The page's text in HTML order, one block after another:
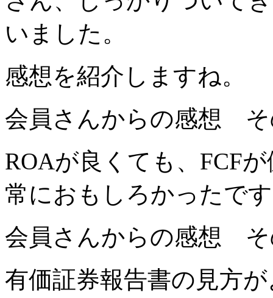
いました 。
感想を紹介しますね。
会員さんからの感想
ROAが良くても、FCF
常におもしろかったで
会員さんからの感想
有価証券報告書の見方